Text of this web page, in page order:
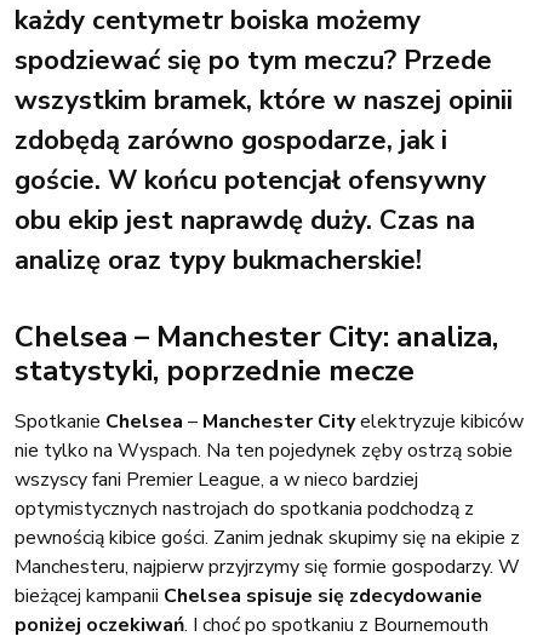
każdy centymetr boiska możemy
spodziewać się po tym meczu? Przede
wszystkim bramek, które w naszej opinii
zdobędą zarówno gospodarze, jak i
goście. W końcu potencjał ofensywny
obu ekip jest naprawdę duży. Czas na
analizę oraz typy bukmacherskie!
Chelsea – Manchester City: analiza,
statystyki, poprzednie mecze
Spotkanie Chelsea – Manchester Cityelektryzuje kibiców
nie tylko na Wyspach. Na ten pojedynek zęby ostrzą sobie
wszyscy fani Premier League, a w nieco bardziej
optymistycznych nastrojach do spotkania podchodzą z
pewnością kibice gości. Zanim jednak skupimy się na ekipie z
Manchesteru, najpierw przyjrzymy się formie gospodarzy. W
bieżącej kampanii Chelsea spisuje się zdecydowanie
poniżej oczekiwań. I choć po spotkaniu z Bournemouth